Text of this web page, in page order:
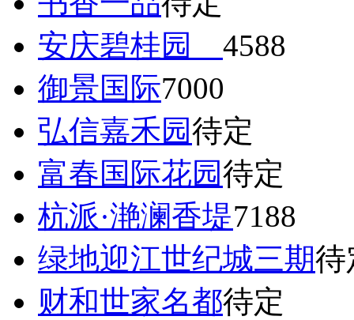
安庆碧桂园 4588
御景国际7000
弘信嘉禾园待定
富春国际花园待定
杭派·滟澜香堤7188
绿地迎江世纪城三期待
财和世家名都待定